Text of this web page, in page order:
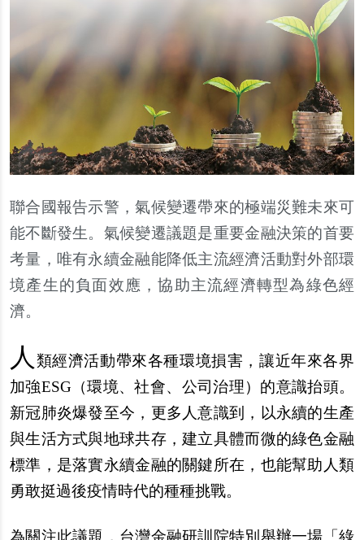
聯合國報告示警，氣候變遷帶來的極端災難未來可
能不斷發生。氣候變遷議題是重要金融決策的首要
考量，唯有永續金融能降低主流經濟活動對外部環
境產生的負面效應，協助主流經濟轉型為綠色經
濟。
人 類經濟活動帶來各種環境損害，讓近年來各界
加強ESG（環境、社會、公司治理）的意識抬頭。
新冠肺炎爆發至今，更多人意識到，以永續的生產
與生活方式與地球共存，建立具體而微的綠色金融
標準，是落實永續金融的關鍵所在，也能幫助人類
勇敢挺過後疫情時代的種種挑戰。
為關注此議題，台灣金融研訓院特別舉辦一場「綠